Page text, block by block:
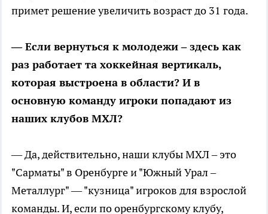
примет решение увеличить возраст до 31 года.
— Если вернуться к молодежи – здесь как
раз работает та хоккейная вертикаль,
которая выстроена в области? И в
основную команду игроки попадают из
наших клубов МХЛ?
— Да, действительно, наши клубы МХЛ – это
"Сарматы" в Оренбурге и "Южный Урал –
Металлург" — "кузница" игроков для взрослой
команды. И, если по оренбургскому клубу,